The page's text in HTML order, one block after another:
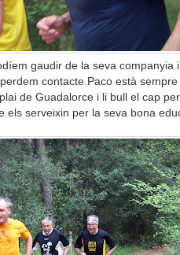
gaudir de la seva companyia
contacte.Paco està
de Guadalorce i li bull el cap
els serveixin per la seva bona